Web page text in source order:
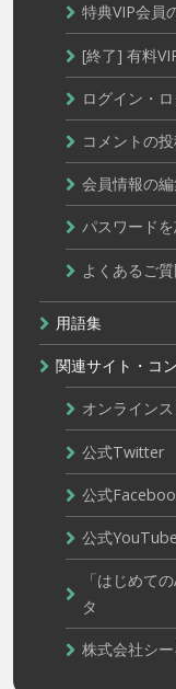
特典VIP会員
[終了] 有料
ログイン・
コメントの
会員情報の
パスワード
よくあるご
用語集
関連サイト・コ
オンライン
公式Twitter
公式
公式
「はじめて
タ
株式会社シー